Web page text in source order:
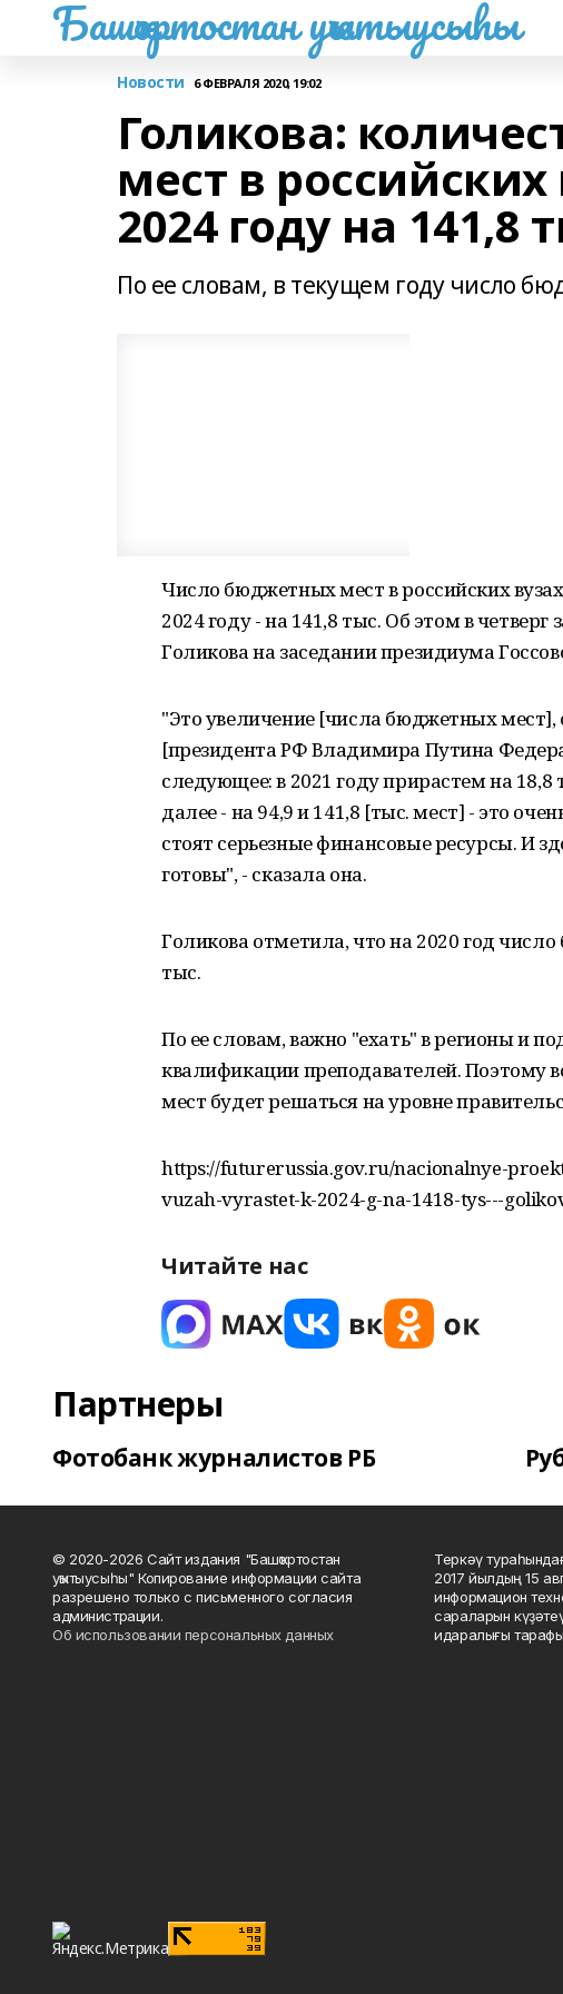
Башҡортостан уҡытыусыһы
Новости 6 ФЕВРАЛЯ 2020, 19:02
Голикова:
мест в
2024 году на 141,8
По ее словам, в текущем году число
Число бюджетных мест в российских
2024 году - на 141,8 тыс. Об этом в
Голикова на заседании президиума
"Это увеличение [числа бюджетных мест],
[президента РФ Владимира Путина
следующее: в 2021 году прирастем на 18,8
далее - на 94,9 и 141,8 [тыс. мест] - это
стоят серьезные финансовые ресурсы. И
готовы", - сказала она.
Голикова отметила, что на 2020 год
тыс.
По ее словам, важно "ехать" в регионы и
квалификации преподавателей. Поэтому
мест будет решаться на уровне
https://futurerussia.gov.ru/nacionalnye-
vuzah-vyrastet-k-2024-g-na-1418-tys---
Читайте нас
Партнеры
Фотобанк журналистов РБ
© 2020-2026 Сайт издания "Башҡортостан
уҡытыусыһы" Копирование информации сайта
разрешено только с письменного согласия
администрации.
Об использовании персональных данных
Теркәү
2017 йылдың 15
информацион
сараларын
идаралығы